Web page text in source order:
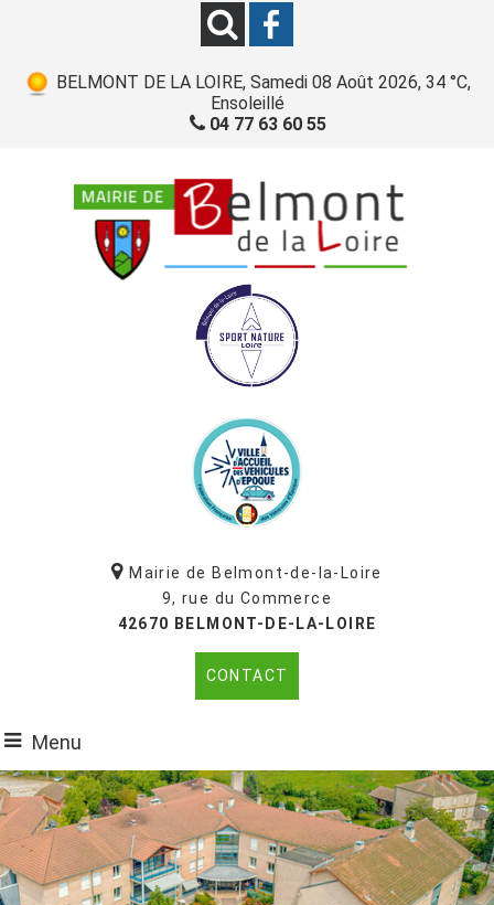
BELMONT DE LA LOIRE, Samedi 08 Août 2026, 34 °C,
Ensoleillé
04 77 63 60 55
Mairie de Belmont-de-la-Loire
9, rue du Commerce
42670 BELMONT-DE-LA-LOIRE
CONTACT
Menu